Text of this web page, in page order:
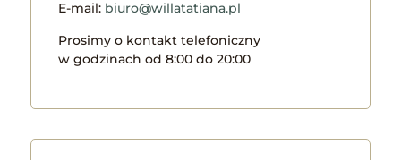
E-mail: biuro@willatatiana.pl
Prosimy o kontakt telefoniczny
w godzinach od 8:00 do 20:00